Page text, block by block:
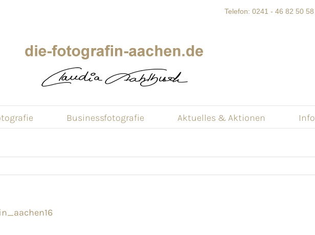
Telefon: 0241 - 46 82 50 58
Businessfotografie Aktuelles & Aktionen Info